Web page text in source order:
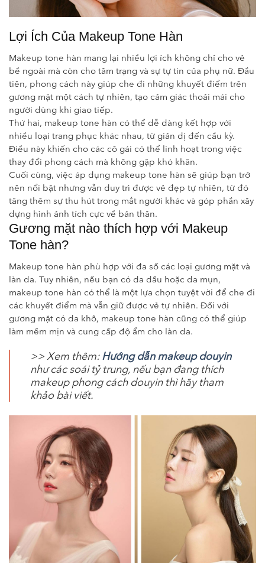
Lợi Ích Của Makeup Tone Hàn
Makeup tone hàn mang lại nhiều lợi ích không chỉ cho vẻ
bề ngoài mà còn cho tâm trạng và sự tự tin của phụ nữ. Đầu
tiên, phong cách này giúp che đi những khuyết điểm trên
gương mặt một cách tự nhiên, tạo cảm giác thoải mái cho
người dùng khi giao tiếp.
Thứ hai, makeup tone hàn có thể dễ dàng kết hợp với
nhiều loại trang phục khác nhau, từ giản dị đến cầu kỳ.
Điều này khiến cho các cô gái có thể linh hoạt trong việc
thay đổi phong cách mà không gặp khó khăn.
Cuối cùng, việc áp dụng makeup tone hàn sẽ giúp bạn trở
nên nổi bật nhưng vẫn duy trì được vẻ đẹp tự nhiên, từ đó
tăng thêm sự thu hút trong mắt người khác và góp phần xây
dựng hình ảnh tích cực về bản thân.
Gương mặt nào thích hợp với Makeup
Tone hàn?
Makeup tone hàn phù hợp với đa số các loại gương mặt và
làn da. Tuy nhiên, nếu bạn có da dầu hoặc da mụn,
makeup tone hàn có thể là một lựa chọn tuyệt vời để che đi
các khuyết điểm mà vẫn giữ được vẻ tự nhiên. Đối với
gương mặt có da khô, makeup tone hàn cũng có thể giúp
làm mềm mịn và cung cấp độ ẩm cho làn da.
>> Xem thêm:Hướng dẫn makeup douyin
như các soái tỷ trung, nếu bạn đang thích
makeup phong cách douyin thì hãy tham
khảo bài viết.